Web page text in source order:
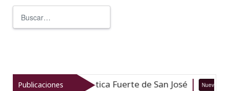
Publicaciones
Subacuática Fuerte de San José Nuevo 05-08-26